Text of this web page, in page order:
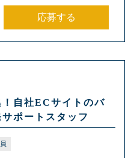
応募する
自社ECサイトのバ
ポートスタッフ